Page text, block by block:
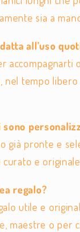
sia a
all’uso
accompagnarti
nel tempo
già pronte e
e
regalo?
utile e
maestre o per